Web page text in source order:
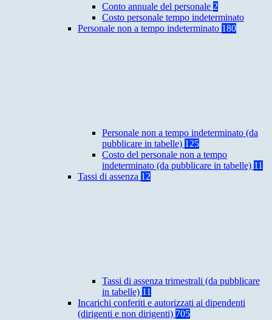
Conto annuale del personale 2
Costo personale tempo indeterminato
Personale non a tempo indeterminato 180
Personale non a tempo indeterminato (da
pubblicare in tabelle) 125
Costo del personale non a tempo
indeterminato (da pubblicare in tabelle) 11
Tassi di assenza 12
Tassi di assenza trimestrali (da pubblicare
in tabelle) 11
Incarichi conferiti e autorizzati ai dipendenti
(dirigenti e non dirigenti) 705